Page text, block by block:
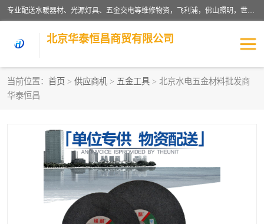
专业配送水暖器材、光源灯具、五金交电等维修物资，飞利浦，佛山照明，世达，博世，九牧，特陶等各产品涉及国内外知名品牌。公司专注与物业、学校、酒店、工厂等单位合作，提供一站式配送服务，降低客户综合成本。依托电子商务改变传统模式，以专业的团队为客户提供24H物资配送到达，货到月结、统一开票，便捷退换等服务，提高了企业的运营效率。
北京华泰恒昌商贸有限公司
当前位置： 首页 > 供应商机 > 五金工具 > 北京水电五金材料批发商
华泰恒昌
水暖阀门
五金工具 涂料辅材